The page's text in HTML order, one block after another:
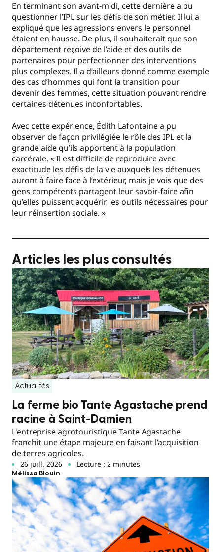
En terminant son avant-midi, cette dernière a pu
questionner l’IPL sur les défis de son métier. Il lui a
expliqué que les agressions envers le personnel
étaient en hausse. De plus, il souhaiterait que son
département reçoive de l’aide et des outils de
partenaires pour perfectionner des interventions
plus complexes. Il a d’ailleurs donné comme exemple
des cas d’hommes qui font la transition pour
devenir des femmes, cette situation pouvant rendre
certaines détenues inconfortables.
Avec cette expérience, Édith Lafontaine a pu
observer de façon privilégiée le rôle des IPL et la
grande aide qu’ils apportent à la population
carcérale. « Il est difficile de reproduire avec
exactitude les défis de la vie auxquels les détenues
auront à faire face à l’extérieur, mais je vois que des
gens compétents partagent leur savoir-faire afin
qu’elles puissent acquérir les outils nécessaires pour
leur réinsertion sociale. »
Articles les plus consultés
Actualités
La ferme bio Tante Agastache prend
racine à Saint-Damien
L'entreprise agrotouristique Tante Agastache
franchit une étape majeure en faisant l’acquisition
de terres agricoles.
26 juill. 2026 Lecture : 2 minutes
Mélissa Blouin